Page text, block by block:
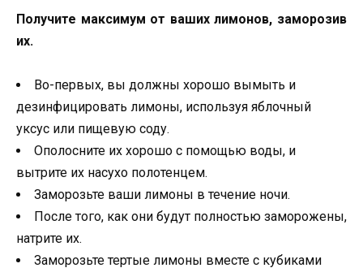
Получите максимум от ваших лимонов, заморозив
их.
Во-первых, вы должны хорошо вымыть и
дезинфицировать лимоны, используя яблочный
уксус или пищевую соду.
Ополосните их хорошо с помощью воды, и
вытрите их насухо полотенцем.
Заморозьте ваши лимоны в течение ночи.
После того, как они будут полностью заморожены,
натрите их.
Заморозьте тертые лимоны вместе с кубиками